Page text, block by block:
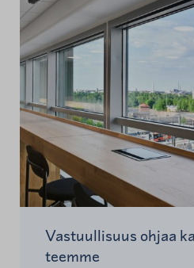
Vastuullisuus ohjaa
teemme